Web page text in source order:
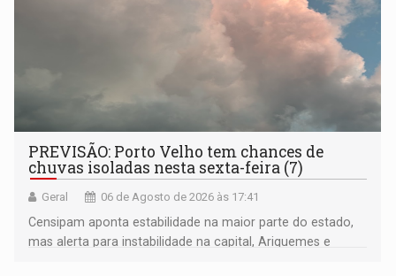
PREVISÃO: Porto Velho tem chances de
chuvas isoladas nesta sexta-feira (7)
Geral 06 de Agosto de 2026 às 17:41
Censipam aponta estabilidade na maior parte do estado,
mas alerta para instabilidade na capital, Ariquemes e